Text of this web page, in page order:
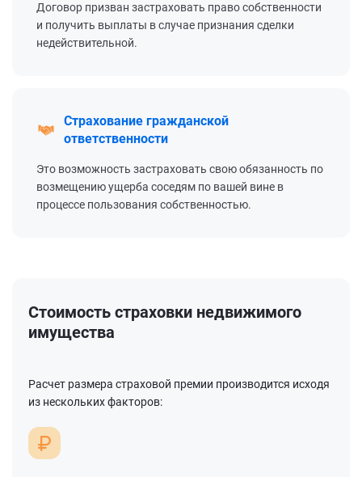
Договор призван застраховать право собственности
и получить выплаты в случае признания сделки
недействительной.
Страхование гражданской
ответственности
Это возможность застраховать свою обязанность по
возмещению ущерба соседям по вашей вине в
процессе пользования собственностью.
Стоимость страховки недвижимого
имущества
Расчет размера страховой премии производится исходя
из нескольких факторов: